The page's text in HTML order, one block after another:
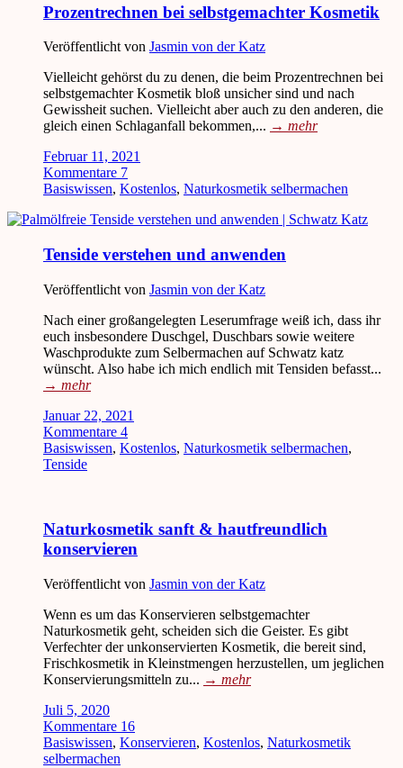
Prozentrechnen bei selbstgemachter Kosmetik
Veröffentlicht von Jasmin von der Katz
Vielleicht gehörst du zu denen, die beim Prozentrechnen bei
selbstgemachter Kosmetik bloß unsicher sind und nach
Gewissheit suchen. Vielleicht aber auch zu den anderen, die
gleich einen Schlaganfall bekommen,... → mehr
Februar 11, 2021
Kommentare 7
Basiswissen, Kostenlos, Naturkosmetik selbermachen
Tenside verstehen und anwenden
Veröffentlicht von Jasmin von der Katz
Nach einer großangelegten Leserumfrage weiß ich, dass ihr
euch insbesondere Duschgel, Duschbars sowie weitere
Waschprodukte zum Selbermachen auf Schwatz katz
wünscht. Also habe ich mich endlich mit Tensiden befasst...
→ mehr
Januar 22, 2021
Kommentare 4
Basiswissen, Kostenlos, Naturkosmetik selbermachen,
Tenside
Naturkosmetik sanft & hautfreundlich
konservieren
Veröffentlicht von Jasmin von der Katz
Wenn es um das Konservieren selbstgemachter
Naturkosmetik geht, scheiden sich die Geister. Es gibt
Verfechter der unkonservierten Kosmetik, die bereit sind,
Frischkosmetik in Kleinstmengen herzustellen, um jeglichen
Konservierungsmitteln zu... → mehr
Juli 5, 2020
Kommentare 16
Basiswissen, Konservieren, Kostenlos, Naturkosmetik
selbermachen